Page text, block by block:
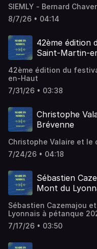
SIEMLY - Bernard
8/7/26 • 04:14
42ème édition
Saint-Martin-
42ème édition du
en-Haut
7/31/26 • 03:38
Christophe
Brévenne
Christophe Valaire et le
7/24/26 • 04:18
Sébastien
Mont du
Sébastien Cazemajou
Lyonnais à pétanque
7/17/26 • 03:50